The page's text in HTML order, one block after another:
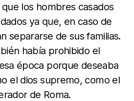
los hombres casados
ya que, en caso de
separarse de sus familias.
había prohibido el
época porque deseaba
el dios supremo, como el
de Roma.